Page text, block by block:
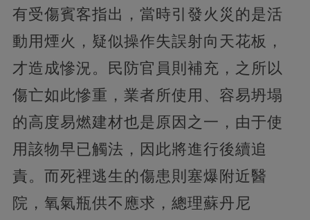
有受傷賓客指出，當時引發火災的是活
動用煙火，疑似操作失誤射向天花板，
才造成慘況。民防官員則補充，之所以
傷亡如此慘重，業者所使用、容易坍塌
的高度易燃建材也是原因之一，由于使
用該物早已觸法，因此將進行後續追
責。而死裡逃生的傷患則塞爆附近醫
院，氧氣瓶供不應求，總理蘇丹尼